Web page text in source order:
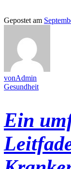
Gepostet am
vonAdmin
Gesundheit
Ein